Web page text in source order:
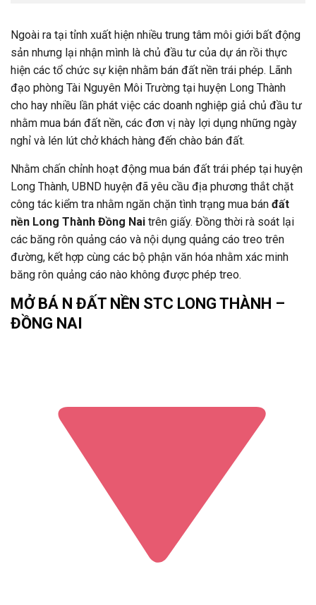
Ngoài ra tại tỉnh xuất hiện nhiều trung tâm môi giới bất động
sản nhưng lại nhận mình là chủ đầu tư của dự án rồi thực
hiện các tổ chức sự kiện nhằm bán đất nền trái phép. Lãnh
đạo phòng Tài Nguyên Môi Trường tại huyện Long Thành
cho hay nhiều lần phát việc các doanh nghiệp giả chủ đầu tư
nhằm mua bán đất nền, các đơn vị này lợi dụng những ngày
nghỉ và lén lút chở khách hàng đến chào bán đất.
Nhằm chấn chỉnh hoạt động mua bán đất trái phép tại huyện
Long Thành, UBND huyện đã yêu cầu địa phương thắt chặt
công tác kiểm tra nhằm ngăn chặn tình trạng mua bán đất
nền Long Thành Đồng Nai trên giấy. Đồng thời rà soát lại
các băng rôn quảng cáo và nội dụng quảng cáo treo trên
đường, kết hợp cùng các bộ phận văn hóa nhằm xác minh
băng rôn quảng cáo nào không được phép treo.
MỞ BÁ N ĐẤT NỀN STC LONG THÀNH –
ĐỒNG NAI